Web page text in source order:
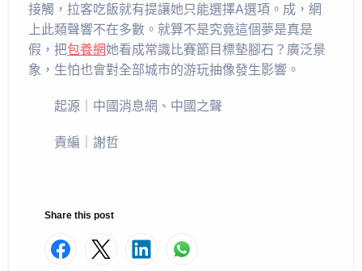
接觸，拉客吃飯就有提讓她只能選擇A選項。成，網
上此類聲響不在多數。就算不是究竟這個夢是真是
假，把包養網她看成常識比賽節目標墊腳石？廣泛景
象，生怕也會對全部城市的游玩抽像發生影響。
起源｜中國消息網、中國之聲
責編｜謝哲
Share this post